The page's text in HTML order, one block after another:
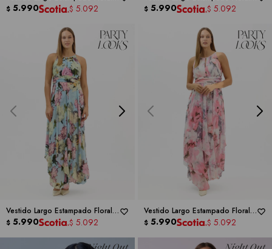
Con Cuello Halter - RM
$ 5.990 $ 5.092
Con Cuello Halter - RM
$ 5.990 $ 5.092
Vestido Largo Estampado Floral
Con Cuello -RM RICHARDS
$ 5.990 $ 5.092
Vestido Largo Estampado Floral -
RM RICHARDS
$ 5.990 $ 5.092